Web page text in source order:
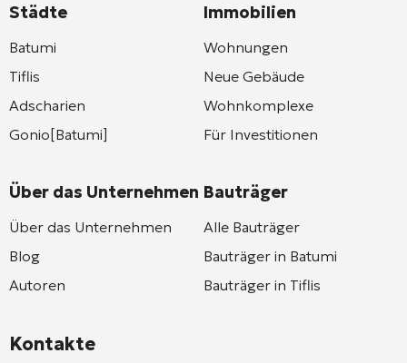
Städte
Batumi
Tiflis
Adscharien
Gonio[Batumi]
Über das Unternehmen
Über das Unternehmen
Blog
Autoren
Immobilien
Wohnungen
Neue Gebäude
Wohnkomplexe
Für Investitionen
Bauträger
Alle Bauträger
Bauträger in Batumi
Bauträger in Tiflis
Kontakte